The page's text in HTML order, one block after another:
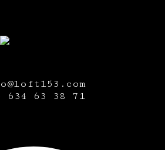
634 63 38 71